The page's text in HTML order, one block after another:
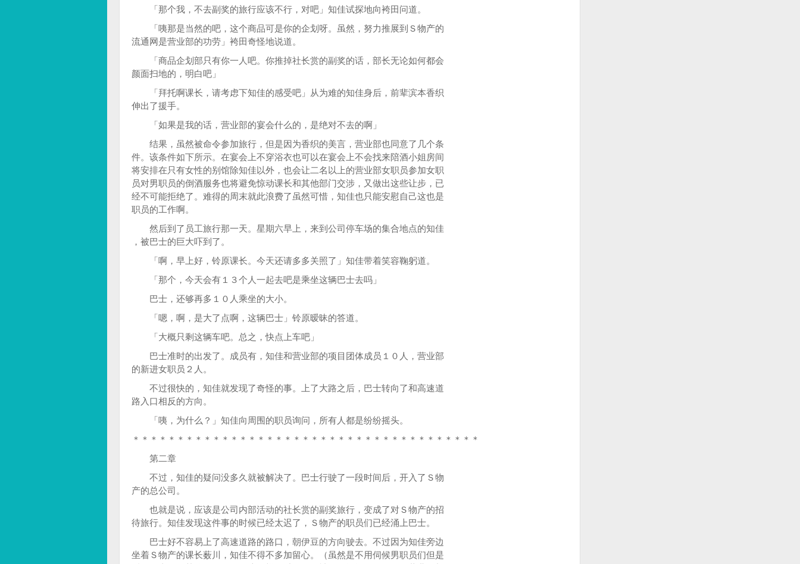
「那个我，不去副奖的旅行应该不行，对吧」知佳试探地向袴田问道。
「咦那是当然的吧，这个商品可是你的企划呀。虽然，努力推展到Ｓ物产的
流通网是营业部的功劳」袴田奇怪地说道。
「商品企划部只有你一人吧。你推掉社长赏的副奖的话，部长无论如何都会
颜面扫地的，明白吧」
「拜托啊课长，请考虑下知佳的感受吧」从为难的知佳身后，前辈滨本香织
伸出了援手。
「如果是我的话，营业部的宴会什么的，是绝对不去的啊」
结果，虽然被命令参加旅行，但是因为香织的美言，营业部也同意了几个条
件。该条件如下所示。在宴会上不穿浴衣也可以在宴会上不会找来陪酒小姐房间
将安排在只有女性的别馆除知佳以外，也会让二名以上的营业部女职员参加女职
员对男职员的倒酒服务也将避免惊动课长和其他部门交涉，又做出这些让步，已
经不可能拒绝了。难得的周末就此浪费了虽然可惜，知佳也只能安慰自己这也是
职员的工作啊。
然后到了员工旅行那一天。星期六早上，来到公司停车场的集合地点的知佳
，被巴士的巨大吓到了。
「啊，早上好，铃原课长。今天还请多多关照了」知佳带着笑容鞠躬道。
「那个，今天会有１３个人一起去吧是乘坐这辆巴士去吗」
巴士，还够再多１０人乘坐的大小。
「嗯，啊，是大了点啊，这辆巴士」铃原暧昧的答道。
「大概只剩这辆车吧。总之，快点上车吧」
巴士准时的出发了。成员有，知佳和营业部的项目团体成员１０人，营业部
的新进女职员２人。
不过很快的，知佳就发现了奇怪的事。上了大路之后，巴士转向了和高速道
路入口相反的方向。
「咦，为什么？」知佳向周围的职员询问，所有人都是纷纷摇头。
＊＊＊＊＊＊＊＊＊＊＊＊＊＊＊＊＊＊＊＊＊＊＊＊＊＊＊＊＊＊＊＊＊＊＊＊＊＊＊
第二章
不过，知佳的疑问没多久就被解决了。巴士行驶了一段时间后，开入了Ｓ物
产的总公司。
也就是说，应该是公司内部活动的社长赏的副奖旅行，变成了对Ｓ物产的招
待旅行。知佳发现这件事的时候已经太迟了，Ｓ物产的职员们已经涌上巴士。
巴士好不容易上了高速道路的路口，朝伊豆的方向驶去。不过因为知佳旁边
坐着Ｓ物产的课长薮川，知佳不得不多加留心。（虽然是不用伺候男职员们但是